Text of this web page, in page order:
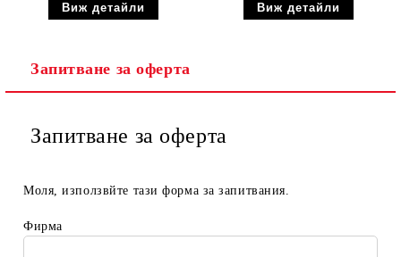
Виж детайли Виж детайли
Запитване за оферта
Запитване за оферта
Моля, използвйте тази форма за запитвания.
Фирма